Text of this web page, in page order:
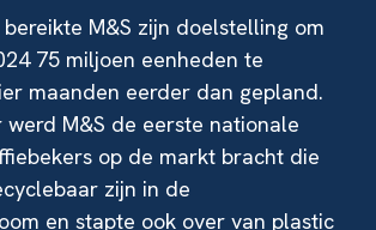
M&S zijn doelstelling om
75 miljoen eenheden te
maanden eerder dan gepland.
werd M&S de eerste nationale
op de markt bracht die
zijn in de
en stapte ook over van plastic